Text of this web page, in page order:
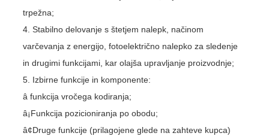
trpežna;
4. Stabilno delovanje s štetjem nalepk, načinom
varčevanja z energijo, fotoelektrično nalepko za sledenje
in drugimi funkcijami, kar olajša upravljanje proizvodnje;
5. Izbirne funkcije in komponente:
â funkcija vročega kodiranja;
â¡Funkcija pozicioniranja po obodu;
â¢Druge funkcije (prilagojene glede na zahteve kupca)